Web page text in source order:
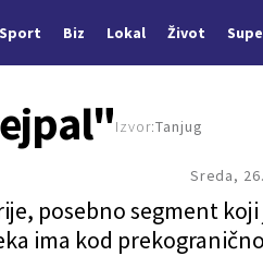
Sport Biz Lokal Život
Sreda,
posebno segment koji
ima kod
Izvor:Tanjug